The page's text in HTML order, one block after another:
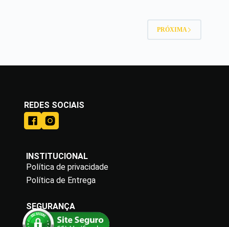
PRÓXIMA
REDES SOCIAIS
INSTITUCIONAL
Política de privacidade
Política de Entrega
SEGURANÇA